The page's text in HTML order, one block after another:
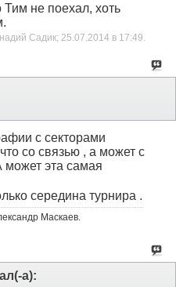
не поехал, хоть
Садик; 25.07.2014 в 17:49.
с секторами
со связью , а может с
может эта самая
середина турнира .
Маскаев.
а):